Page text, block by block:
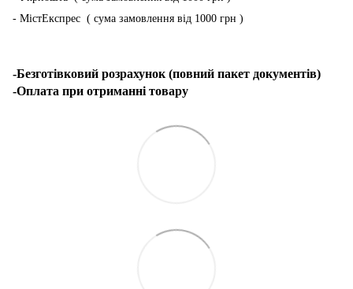
- МістЕкспрес ( сума замовлення від 1000 грн )
-Безготівковий розрахунок (повний пакет документів)
-Оплата при отриманні товару